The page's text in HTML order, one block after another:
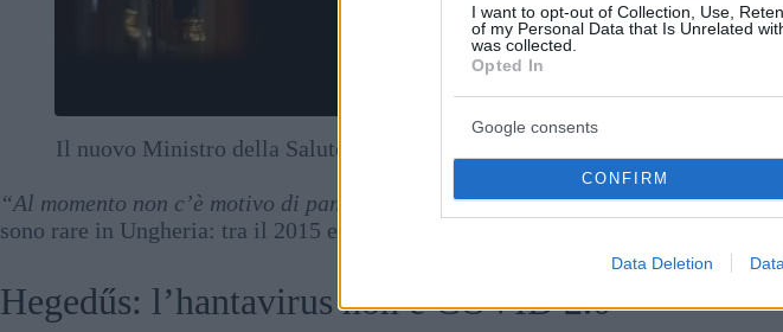
I want to opt-out of Collection, Use,
of my Personal Data that Is Unrelated
was collected.
Opted In
Google consents
CONFIRM
Data Deletion
Il nuovo Ministro della Salute ungherese, Zsolt Hegedűs, ha parlato
MTI/Róbert Hegedüs
“Al momento non c’è motivo di panico in Ungheria“, ha detto, aggiungendo che
sono rare in Ungheria: tra il 2015 e il 2024, sono stati registrati da 2 a 16 casi
Hegedűs: l’hantavirus non è COVID 2.0